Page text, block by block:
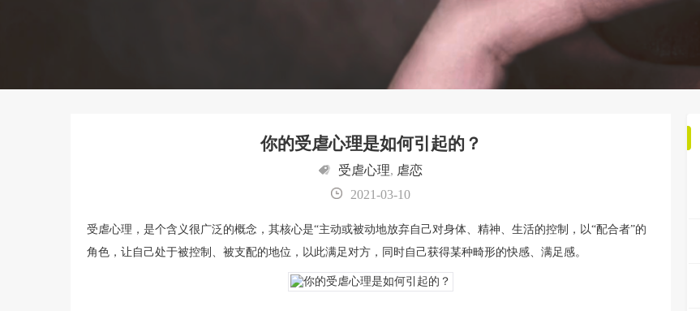
你的受虐心理是如何引起的？
受虐心理, 虐恋
2021-03-10
受虐心理，是个含义很广泛的概念，其核心是“主动或被动地放弃自己对身体、精神、生活的控制，以“配合者”的
角色，让自己处于被控制、被支配的地位，以此满足对方，同时自己获得某种畸形的快感、满足感。